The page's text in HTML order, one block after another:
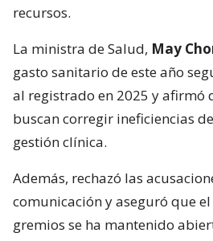
recursos.
La ministra de Salud, May
gasto sanitario de este año
al registrado en 2025 y afirmó
buscan corregir ineficiencias
gestión clínica.
Además, rechazó las
comunicación y aseguró que
gremios se ha mantenido